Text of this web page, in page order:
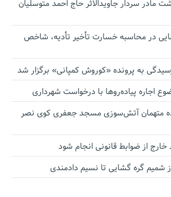
مادر سردار جاویدالاثر حاج احمد متوسلیان
در محاسبه خسارت تأخیر تأدیه، شاخص
به پرونده «کوروش کمپانی» برگزار شد
اجاره پیاده‌روها با درخواست شهرداری
متهمان آتش‌سوزی مسجد جعفری کوی نصر
از ضوابط قانونی انجام شود
شمیم گره گشایی تا نسیم دادمندی